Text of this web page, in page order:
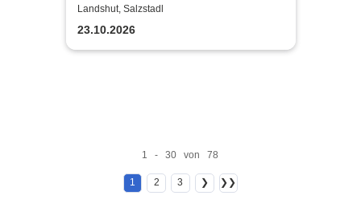
Jammern glangts no ned
Landshut, Salzstadl
23.10.2026
1 - 30 von 78
1 2 3 ❯ ❯❯